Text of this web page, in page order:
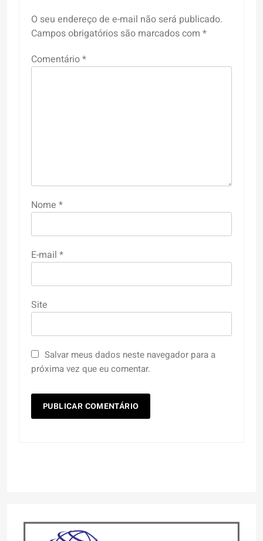
O seu endereço de e-mail não será publicado.
Campos obrigatórios são marcados com *
Comentário*
Nome *
E-mail *
Site
Salvar meus dados neste navegador para a
próxima vez que eu comentar.